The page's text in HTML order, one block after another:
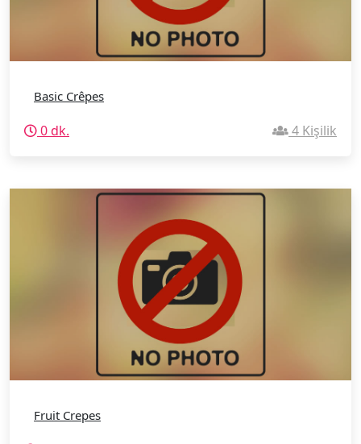
Basic Crêpes
0 dk. 4 Kişilik
Fruit Crepes